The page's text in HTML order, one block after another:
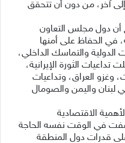
آخر، من دون أن تتحقق
دول مجلس التعاون
في الحفاظ على أمنها
الدولية والتماسك الداخلي،
الثورة الإيرانية،
وغزو العراق، وتداعيات
لبنان واليمن والصومال
الاقتصادية
في الوقت نفسه الحاجة
قدرات دول المنطقة